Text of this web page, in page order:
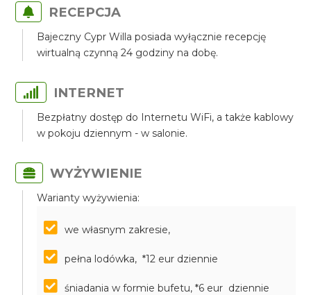
RECEPCJA
Bajeczny Cypr Willa posiada wyłącznie recepcję
wirtualną czynną 24 godziny na dobę.
INTERNET
Bezpłatny dostęp do Internetu WiFi, a także kablowy
w pokoju dziennym - w salonie.
WYŻYWIENIE
Warianty wyżywienia:
we własnym zakresie,
pełna lodówka, *12 eur dziennie
śniadania w formie bufetu, *6 eur dziennie